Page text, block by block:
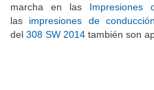
marcha en las Impresiones
las impresiones de
del 308 SW 2014 también son